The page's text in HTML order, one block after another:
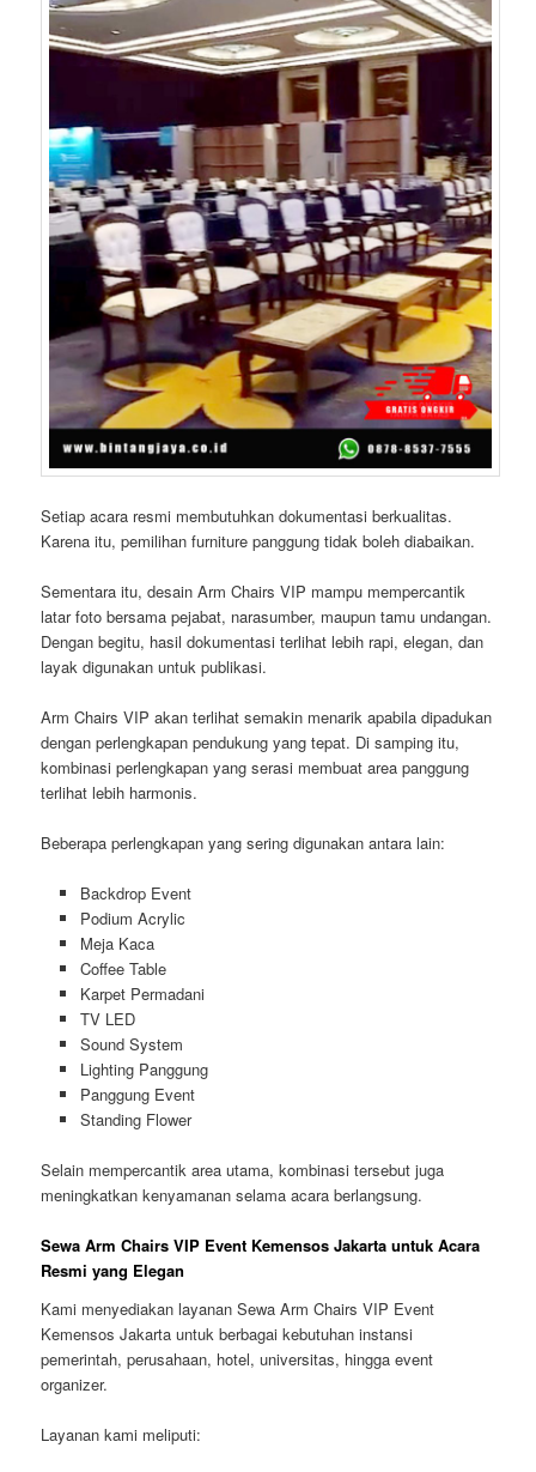
Setiap acara resmi membutuhkan dokumentasi berkualitas.
Karena itu, pemilihan furniture panggung tidak boleh diabaikan.
Sementara itu, desain Arm Chairs VIP mampu mempercantik
latar foto bersama pejabat, narasumber, maupun tamu undangan.
Dengan begitu, hasil dokumentasi terlihat lebih rapi, elegan, dan
layak digunakan untuk publikasi.
Arm Chairs VIP akan terlihat semakin menarik apabila dipadukan
dengan perlengkapan pendukung yang tepat. Di samping itu,
kombinasi perlengkapan yang serasi membuat area panggung
terlihat lebih harmonis.
Beberapa perlengkapan yang sering digunakan antara lain:
Backdrop Event
Podium Acrylic
Meja Kaca
Coffee Table
Karpet Permadani
TV LED
Sound System
Lighting Panggung
Panggung Event
Standing Flower
Selain mempercantik area utama, kombinasi tersebut juga
meningkatkan kenyamanan selama acara berlangsung.
Sewa Arm Chairs VIP Event Kemensos Jakarta untuk Acara
Resmi yang Elegan
Kami menyediakan layanan Sewa Arm Chairs VIP Event
Kemensos Jakarta untuk berbagai kebutuhan instansi
pemerintah, perusahaan, hotel, universitas, hingga event
organizer.
Layanan kami meliputi: